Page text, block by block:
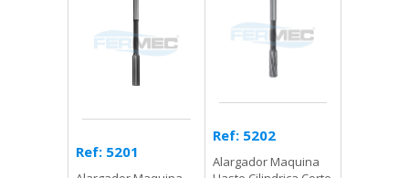
Ref: 5201
Ref: 5202
Alargador Maquina